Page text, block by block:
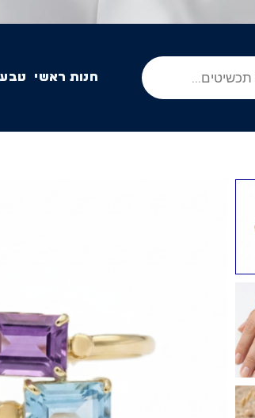
חנות ראשי